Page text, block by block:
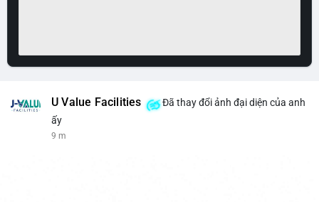
U Value Facilities
Đã thay đổi ảnh đại diện của anh
ấy
9 m